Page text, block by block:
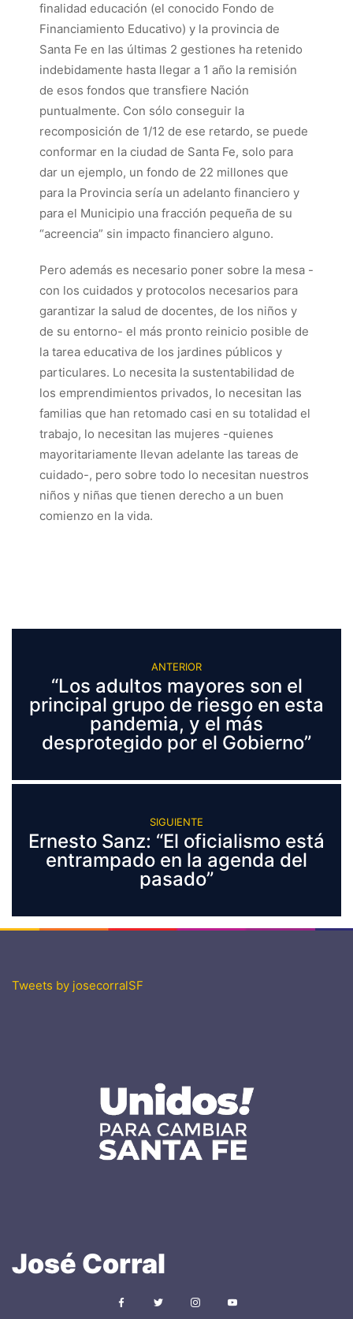
finalidad educación (el conocido Fondo de
Financiamiento Educativo) y la provincia de
Santa Fe en las últimas 2 gestiones ha retenido
indebidamente hasta llegar a 1 año la remisión
de esos fondos que transfiere Nación
puntualmente. Con sólo conseguir la
recomposición de 1/12 de ese retardo, se puede
conformar en la ciudad de Santa Fe, solo para
dar un ejemplo, un fondo de 22 millones que
para la Provincia sería un adelanto financiero y
para el Municipio una fracción pequeña de su
“acreencia” sin impacto financiero alguno.
Pero además es necesario poner sobre la mesa -
con los cuidados y protocolos necesarios para
garantizar la salud de docentes, de los niños y
de su entorno- el más pronto reinicio posible de
la tarea educativa de los jardines públicos y
particulares. Lo necesita la sustentabilidad de
los emprendimientos privados, lo necesitan las
familias que han retomado casi en su totalidad el
trabajo, lo necesitan las mujeres -quienes
mayoritariamente llevan adelante las tareas de
cuidado-, pero sobre todo lo necesitan nuestros
niños y niñas que tienen derecho a un buen
comienzo en la vida.
ANTERIOR
“Los adultos mayores son el
principal grupo de riesgo en esta
pandemia, y el más
desprotegido por el Gobierno”
SIGUIENTE
Ernesto Sanz: “El oficialismo está
entrampado en la agenda del
pasado”
Tweets by josecorralSF
José Corral